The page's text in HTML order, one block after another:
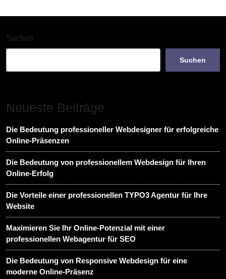
Suchen
Suchen
Neueste Beiträge
Die Bedeutung professioneller Webdesigner für erfolgreiche
Online-Präsenzen
Die Bedeutung von professionellem Webdesign für Ihren
Online-Erfolg
Die Vorteile einer professionellen TYPO3 Agentur für Ihre
Website
Maximieren Sie Ihr Online-Potenzial mit einer
professionellen Webagentur für SEO
Die Bedeutung von Responsive Webdesign für eine
moderne Online-Präsenz